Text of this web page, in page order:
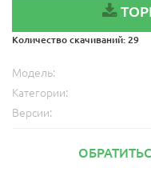
Количество скачиваний:29
Модель:
Категории:
Версии: